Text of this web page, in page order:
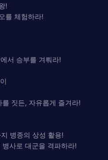
!
를 체험하라!
서 승부를 겨뤄라!
짓든, 자유롭게 즐겨라!
병종의 상성 활용!
사로 대군을 격파하라!